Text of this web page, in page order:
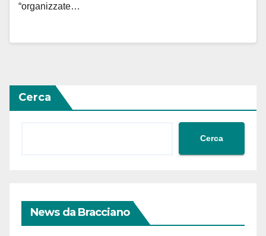
“organizzate…
Cerca
Cerca
News da Bracciano